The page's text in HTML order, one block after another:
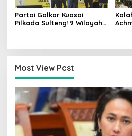
Partai Golkar Kuasai
Pilkada Sulteng! 9 Wilayah
Most View Post